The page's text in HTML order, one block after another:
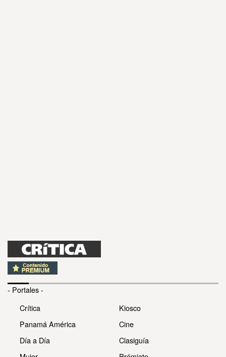
- Portales -
Crítica
Panamá América
Día a Día
Kiosco
Cine
Clasiguía